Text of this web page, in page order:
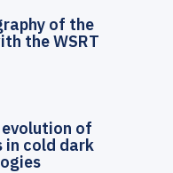
of the
the WSRT
of
in cold dark